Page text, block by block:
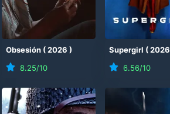
)
Obsesión (2026 )
8.25/10
Supergirl (2026
6.56/10